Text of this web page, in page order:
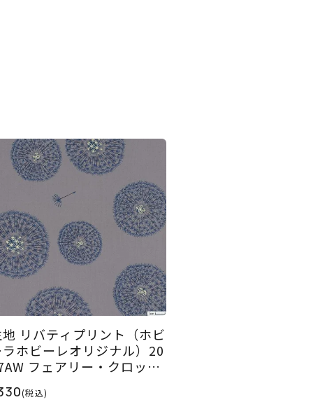
地 リバティプリント（ホビ
ラホビーレオリジナル）20
フェアリー・クロック
(税込)